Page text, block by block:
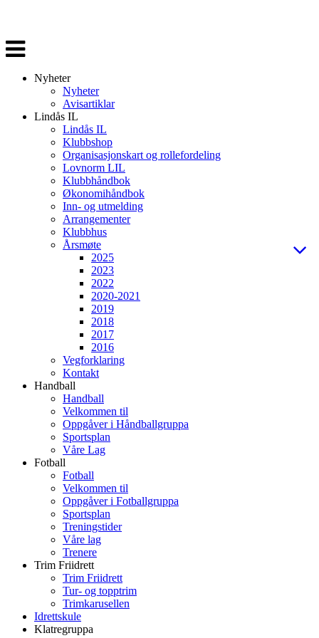
Veksle
navigasjon
Nyheter
Nyheter
Avisartiklar
Lindås IL
Lindås IL
Klubbshop
Organisasjonskart og rollefordeling
Lovnorm LIL
Klubbhåndbok
Økonomihåndbok
Inn- og utmelding
Arrangementer
Klubbhus
Årsmøte
2025
2023
2022
2020-2021
2019
2018
2017
2016
Vegforklaring
Kontakt
Handball
Handball
Velkommen til
Oppgåver i Håndballgruppa
Sportsplan
Våre Lag
Fotball
Fotball
Velkommen til
Oppgåver i Fotballgruppa
Sportsplan
Treningstider
Våre lag
Trenere
Trim Friidrett
Trim Friidrett
Tur- og topptrim
Trimkarusellen
Idrettskule
Klatregruppa